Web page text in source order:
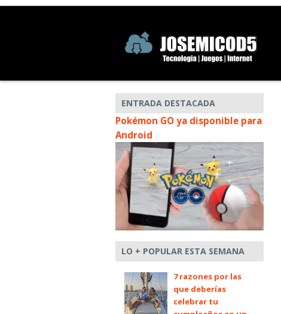
ENTRADA DESTACADA
Pokémon GO ya disponible para
Android
LO + POPULAR ESTA SEMANA
7 razones por las
que deberías
celebrar tu